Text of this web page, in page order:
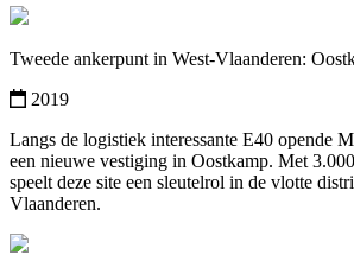
Tweede ankerpunt in West-Vlaanderen:
2019
Langs de logistiek interessante E40 opende
een nieuwe vestiging in Oostkamp. Met
speelt deze site een sleutelrol in de vlotte
Vlaanderen.